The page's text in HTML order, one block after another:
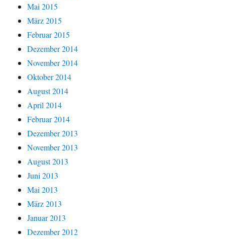
Mai 2015
März 2015
Februar 2015
Dezember 2014
November 2014
Oktober 2014
August 2014
April 2014
Februar 2014
Dezember 2013
November 2013
August 2013
Juni 2013
Mai 2013
März 2013
Januar 2013
Dezember 2012